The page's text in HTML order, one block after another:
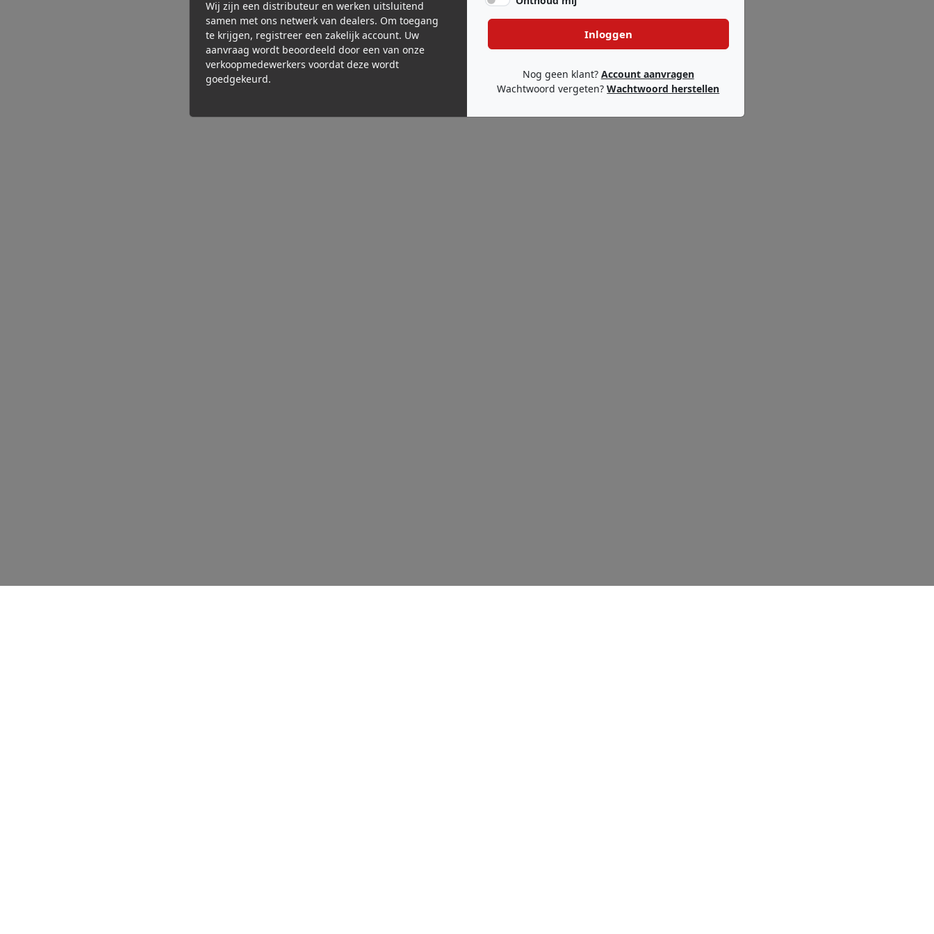
Wij zijn een distributeur en werken uitsluitend
samen met ons netwerk van dealers. Om toegang
te krijgen, registreer een zakelijk account. Uw
aanvraag wordt beoordeeld door een van onze
verkoopmedewerkers voordat deze wordt
goedgekeurd.
Inloggen
Nog geen klant? Account aanvragen
Wachtwoord vergeten?Wachtwoord herstellen